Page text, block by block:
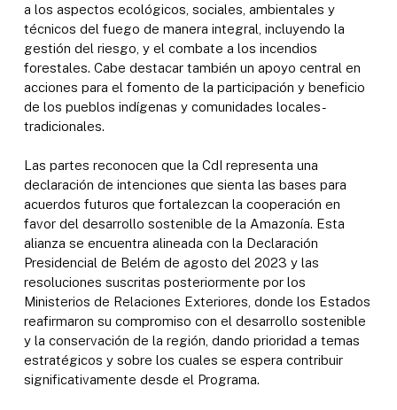
a los aspectos ecológicos, sociales, ambientales y
técnicos del fuego de manera integral, incluyendo la
gestión del riesgo, y el combate a los incendios
forestales. Cabe destacar también un apoyo central en
acciones para el fomento de la participación y beneficio
de los pueblos indígenas y comunidades locales-
tradicionales.
Las partes reconocen que la CdI representa una
declaración de intenciones que sienta las bases para
acuerdos futuros que fortalezcan la cooperación en
favor del desarrollo sostenible de la Amazonía. Esta
alianza se encuentra alineada con la Declaración
Presidencial de Belém de agosto del 2023 y las
resoluciones suscritas posteriormente por los
Ministerios de Relaciones Exteriores, donde los Estados
reafirmaron su compromiso con el desarrollo sostenible
y la conservación de la región, dando prioridad a temas
estratégicos y sobre los cuales se espera contribuir
significativamente desde el Programa.